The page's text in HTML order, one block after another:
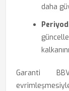
daha
Garanti